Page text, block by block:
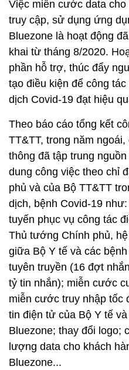
Việc miễn cước data
truy cập, sử dụng ứng
Bluezone là hoạt động
khai từ tháng 8/2020.
phần hỗ trợ, thúc đẩy
tạo điều kiện để công
dịch Covid-19 đạt hiệu
Theo báo cáo tổng kết
TT&TT, trong năm
thông đã tập trung
dung công việc theo chỉ
phủ và của Bộ TT&TT
dịch, bệnh Covid-19
tuyến phục vụ công tác
Thủ tướng Chính phủ,
giữa Bộ Y tế và các
tuyên truyền (16 đợt
tỷ tin nhắn); miễn cước
miễn cước truy nhập tốc
tin điện tử của Bộ Y tế
Bluezone; thay đổi logo;
lượng data cho khách
Bluezone...